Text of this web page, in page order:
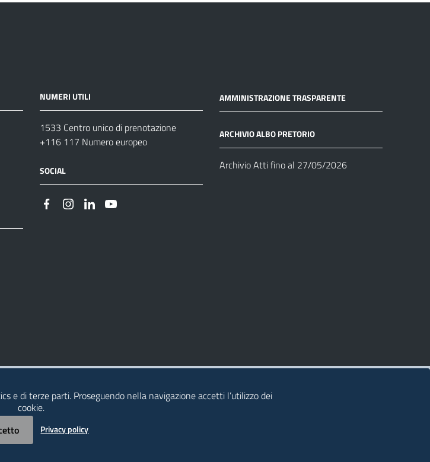
NUMERI UTILI
1533 Centro unico di prenotazione
+116 117 Numero europeo
SOCIAL
AMMINISTRAZIONE TRASPARENTE
ARCHIVIO ALBO PRETORIO
Archivio Atti fino al 27/05/2026
e di terze parti. Proseguendo nella navigazione accetti l’utilizzo dei
cookie.
Privacy policy